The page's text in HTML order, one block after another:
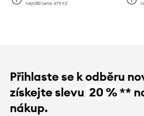
Nejnižší cena:679 Kč
Přihlaste se k odběru
získejte slevu 20 %**
nákup.